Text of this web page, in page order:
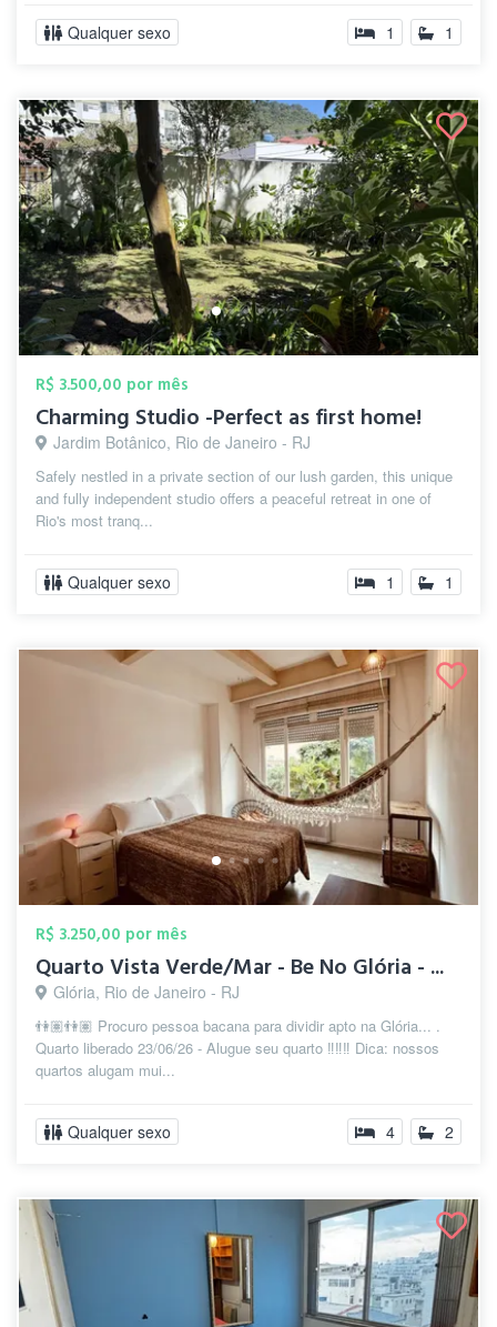
Qualquer sexo 1 1
R$ 3.500,00 por mês
Charming Studio -Perfect as first home!
Jardim Botânico, Rio de Janeiro - RJ
Safely nestled in a private section of our lush garden, this unique
and fully independent studio offers a peaceful retreat in one of
Rio's most tranq...
Qualquer sexo 1 1
R$ 3.250,00 por mês
Quarto Vista Verde/Mar - Be No Glória - ...
Glória, Rio de Janeiro - RJ
👫🏽👫🏽 Procuro pessoa bacana para dividir apto na Glória... .
Quarto liberado 23/06/26 - Alugue seu quarto ‼️‼️‼️ Dica: nossos
quartos alugam mui...
Qualquer sexo 4 2